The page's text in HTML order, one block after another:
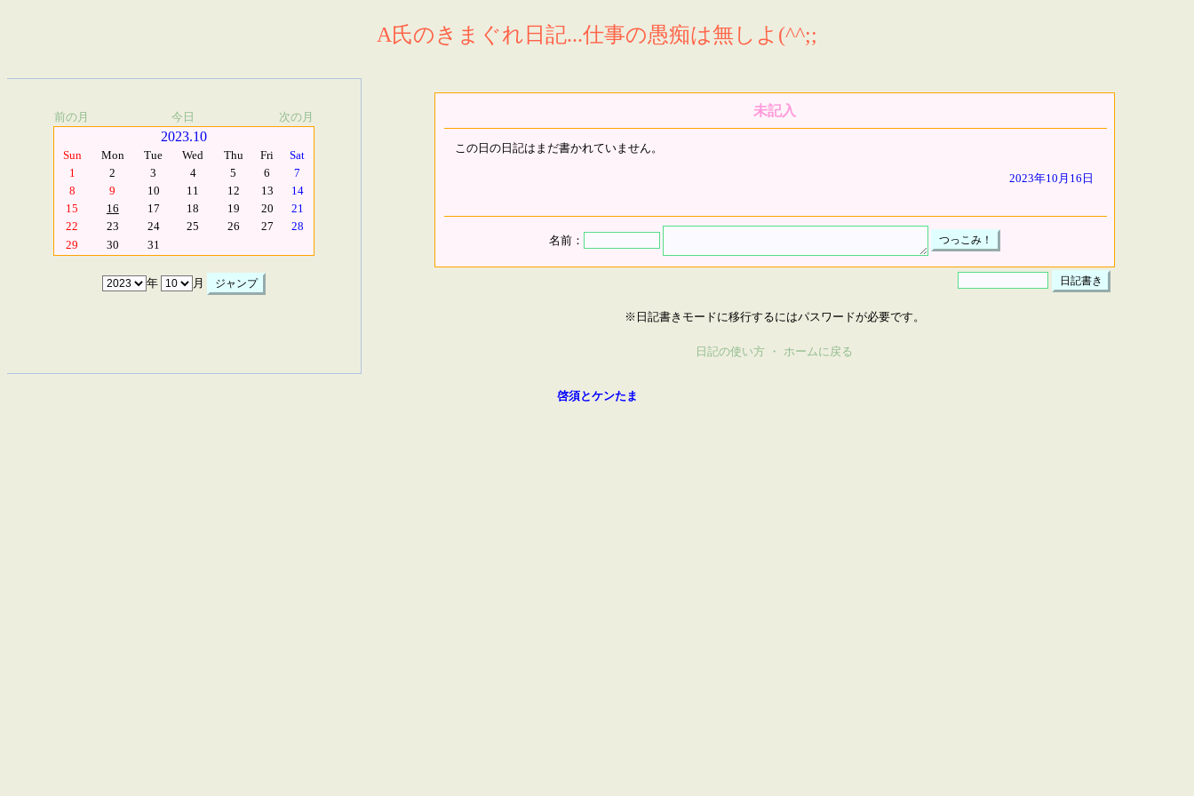
A氏のきまぐれ日記...仕事の愚痴は無しよ(^^;;
前の月 今日 次の月
2023.10
Sun Mon Tue Wed Thu Fri
Sat
1
2 3 4 5 6
7
8
9 10 11 12 13
14
15
16 17 18 19 20
21
22
23 24 25 26 27
28
29
30 31
年 月
未記入
この日の日記はまだ書かれていません。
2023年10月16日
名前：
※日記書きモードに移行するにはパスワードが必要です。
日記の使い方 ・ ホームに戻る
啓須とケンたま